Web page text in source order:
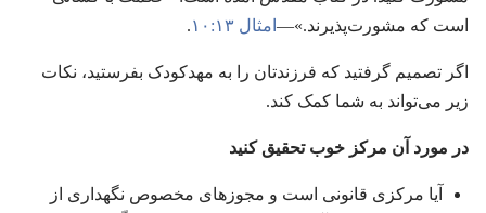
است که مشورت‌پذیرند.‏»—‏ امثال ۱۳:‏۱۰ ‏.‏
اگر تصمیم گرفتید که فرزندتان را به مهدکودک بفرستید،‏ نکات
زیر می‌تواند به شما کمک کند.‏
در مورد آن مرکز خوب تحقیق کنید
آیا مرکزی قانونی است و مجوزهای مخصوص نگهداری از